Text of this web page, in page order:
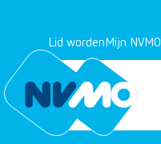
Lid wordenMijn NVMO